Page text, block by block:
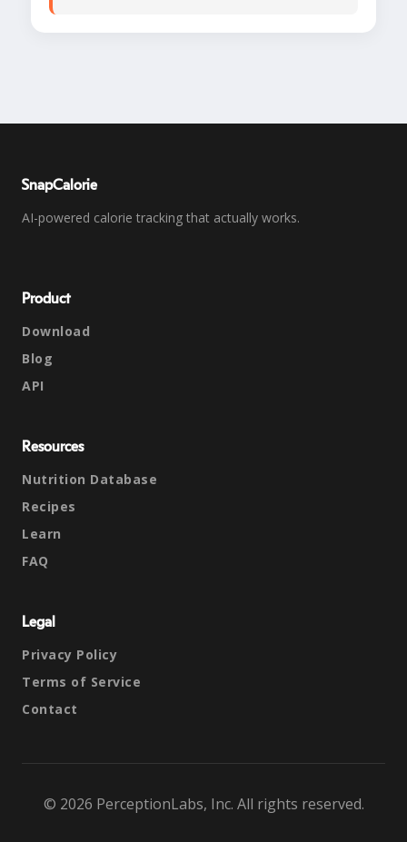
SnapCalorie
AI-powered calorie tracking that actually works.
Product
Download
Blog
API
Resources
Nutrition Database
Recipes
Learn
FAQ
Legal
Privacy Policy
Terms of Service
Contact
© 2026 PerceptionLabs, Inc. All rights reserved.